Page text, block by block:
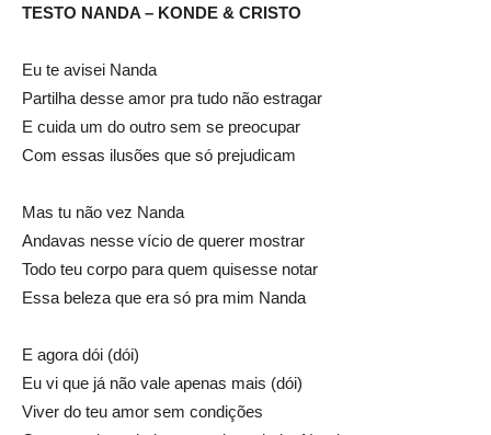
TESTO NANDA – KONDE & CRISTO
Eu te avisei Nanda
Partilha desse amor pra tudo não estragar
E cuida um do outro sem se preocupar
Com essas ilusões que só prejudicam
Mas tu não vez Nanda
Andavas nesse vício de querer mostrar
Todo teu corpo para quem quisesse notar
Essa beleza que era só pra mim Nanda
E agora dói (dói)
Eu vi que já não vale apenas mais (dói)
Viver do teu amor sem condições